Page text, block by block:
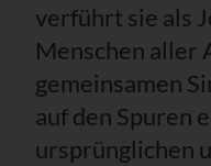
verführt sie als
Menschen aller
gemeinsamen
auf den Spuren
ursprünglichen